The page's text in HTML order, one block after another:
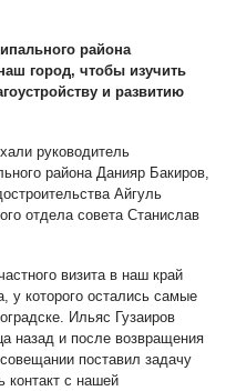
района
город, чтобы изучить
и развитию
руководитель
района Данияр Бакиров,
Айгуль
отдела совета Станислав
визита в наш край
у которого остались самые
Ильяс Гузаиров
назад и после возвращения
поставил задачу
контакт с нашей